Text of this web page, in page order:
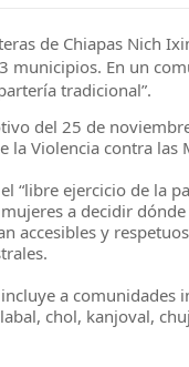
de Chiapas Nich
municipios. En un
tradicional”.
del 25 de
la Violencia contra las
“libre ejercicio de la
a decidir
accesibles y
a comunidades
chol, kanjoval,